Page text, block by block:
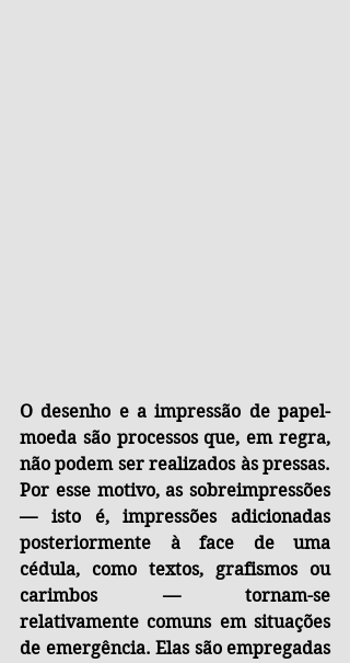
O desenho e a impressão de papel-
moeda são processos que, em regra,
não podem ser realizados às pressas.
Por esse motivo, as sobreimpressões
— isto é, impressões adicionadas
posteriormente à face de uma
cédula, como textos, grafismos ou
carimbos — tornam-se
relativamente comuns em situações
de emergência. Elas são empregadas